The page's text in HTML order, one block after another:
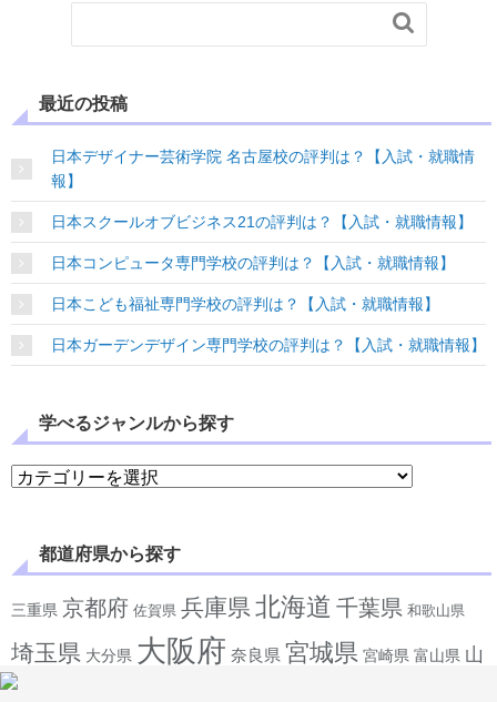

最近の投稿
日本デザイナー芸術学院 名古屋校の評判は？【入試・就職情
報】
日本スクールオブビジネス21の評判は？【入試・就職情報】
日本コンピュータ専門学校の評判は？【入試・就職情報】
日本こども福祉専門学校の評判は？【入試・就職情報】
日本ガーデンデザイン専門学校の評判は？【入試・就職情報】
学べるジャンルから探す
学べるジャンルから探す
都道府県から探す
三重県 京都府 佐賀県 兵庫県 北海道 千葉県 和歌山県
埼玉県 大分県 大阪府 奈良県 宮城県 宮崎県 富山県 山
口県